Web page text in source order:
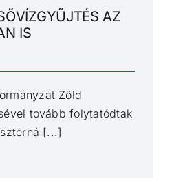
AZ
IS
Zöld
tovább folytatódtak
[...]